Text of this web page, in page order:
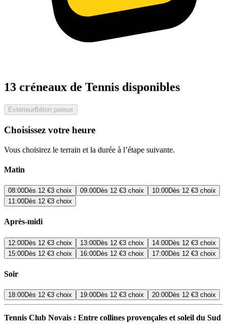
13 créneaux de Tennis disponibles
ExtérieurBéton poreux
Choisissez votre heure
Vous choisirez le terrain et la durée à l’étape suivante.
Matin
08:00Dès 12 €3 choix 09:00Dès 12 €3 choix 10:00Dès 12 €3 choix
11:00Dès 12 €3 choix
Après-midi
12:00Dès 12 €3 choix 13:00Dès 12 €3 choix 14:00Dès 12 €3 choix
15:00Dès 12 €3 choix 16:00Dès 12 €3 choix 17:00Dès 12 €3 choix
Soir
18:00Dès 12 €3 choix 19:00Dès 12 €3 choix 20:00Dès 12 €3 choix
Tennis Club Novais : Entre collines provençales et soleil du Sud